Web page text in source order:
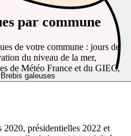
Brebis galeuses
par commune
de votre commune : jours de
du niveau de la mer,
de Météo France et du GIEC,
2020, présidentielles 2022 et